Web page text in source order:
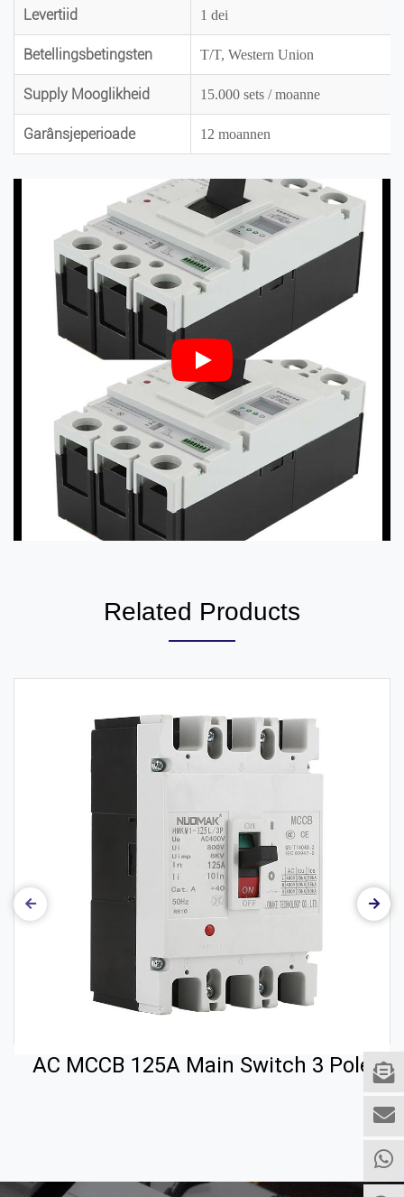
Levertiid 1 dei
Betellingsbetingsten T/T, Western Union
Supply Mooglikheid 15.000 sets / moanne
Garânsjeperioade 12 moannen
Related Products
AC MCCB 125A Main Switch 3 Pole